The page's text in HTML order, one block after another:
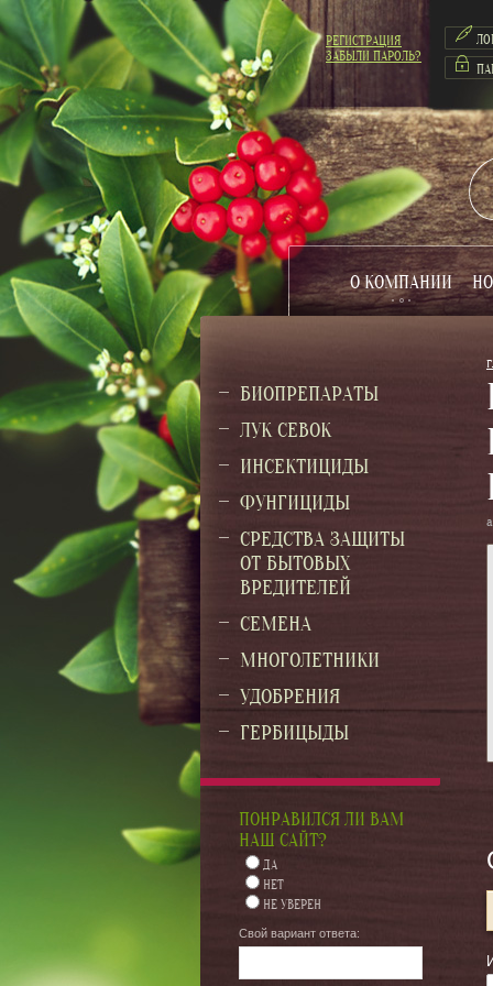
О КОМПАНИИ
РЕГИСТРАЦИЯ
ЗАБЫЛИ ПАРОЛЬ?
БИОПРЕПАРАТЫ
ЛУК СЕВОК
ИНСЕКТИЦИДЫ
ФУНГИЦИДЫ
СРЕДСТВА ЗАЩИТЫ
ОТ БЫТОВЫХ
ВРЕДИТЕЛЕЙ
СЕМЕНА
МНОГОЛЕТНИКИ
УДОБРЕНИЯ
ГЕРБИЦЫДЫ
ПОНРАВИЛСЯ ЛИ ВАМ
НАШ САЙТ?
ДА
НЕТ
НЕ УВЕРЕН
Свой вариант ответа: